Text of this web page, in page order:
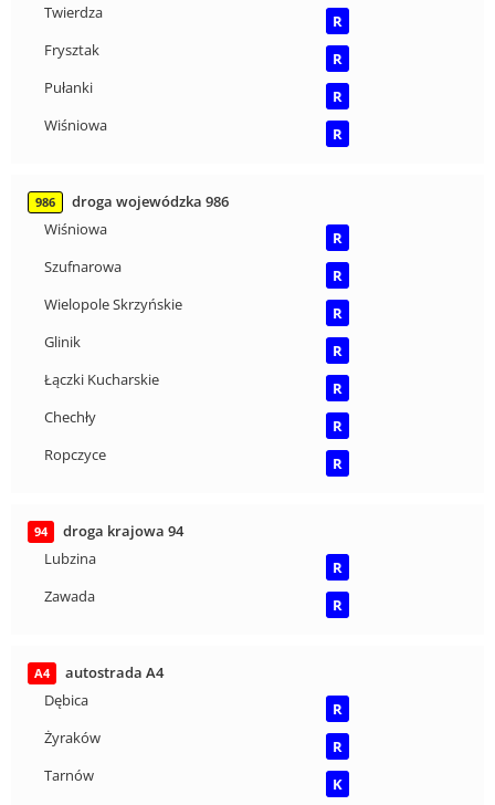
Twierdza
R
Frysztak
R
Pułanki
R
Wiśniowa
R
986
droga wojewódzka 986
Wiśniowa
R
Szufnarowa
R
Wielopole Skrzyńskie
R
Glinik
R
Łączki Kucharskie
R
Chechły
R
Ropczyce
R
94
droga krajowa 94
Lubzina
R
Zawada
R
A4
autostrada A4
Dębica
R
Żyraków
R
Tarnów
K